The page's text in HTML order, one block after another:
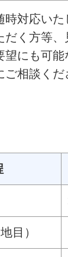
対応いた
だく方等、
望にも可
相談くだ
目）